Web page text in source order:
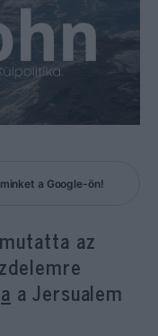
a Google-ön!
az
a Jersualem